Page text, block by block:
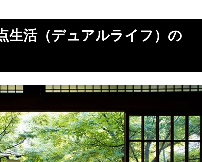
生活（デュアルライフ）の